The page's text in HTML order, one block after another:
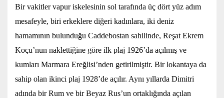
Bir vakitler vapur iskelesinin sol tarafında üç dört yüz adım
mesafeyle, biri erkeklere diğeri kadınlara, iki deniz
hamamının bulunduğu Caddebostan sahilinde, Reşat Ekrem
Koçu’nun naklettiğine göre ilk plaj 1926’da açılmış ve
kumları Marmara Ereğlisi’nden getirilmiştir. Bir lokantaya da
sahip olan ikinci plaj 1928’de açılır. Aynı yıllarda Dimitri
adında bir Rum ve bir Beyaz Rus’un ortaklığında açılan